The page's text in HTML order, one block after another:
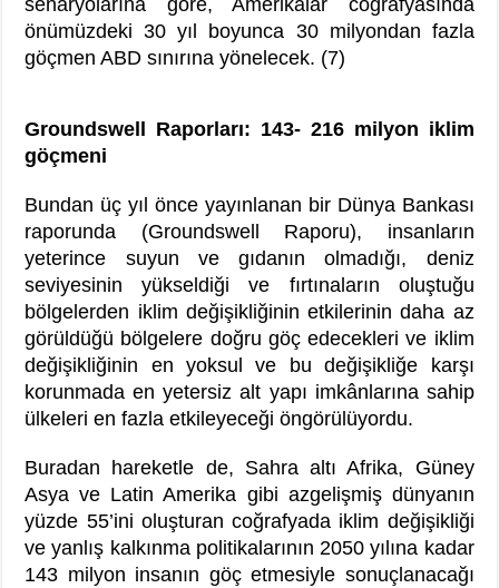
önümüzdeki 30 yıl boyunca 30 milyondan fazla
göçmen ABD sınırına yönelecek. (7)
Groundswell Raporları: 143- 216 milyon iklim
göçmeni
Bundan üç yıl önce yayınlanan bir Dünya Bankası
raporunda (Groundswell Raporu), insanların
yeterince suyun ve gıdanın olmadığı, deniz
seviyesinin yükseldiği ve fırtınaların oluştuğu
bölgelerden iklim değişikliğinin etkilerinin daha az
görüldüğü bölgelere doğru göç edecekleri ve iklim
değişikliğinin en yoksul ve bu değişikliğe karşı
korunmada en yetersiz alt yapı imkânlarına sahip
ülkeleri en fazla etkileyeceği öngörülüyordu.
Buradan hareketle de, Sahra altı Afrika, Güney
Asya ve Latin Amerika gibi azgelişmiş dünyanın
yüzde 55’ini oluşturan coğrafyada iklim değişikliği
ve yanlış kalkınma politikalarının 2050 yılına kadar
143 milyon insanın göç etmesiyle sonuçlanacağı